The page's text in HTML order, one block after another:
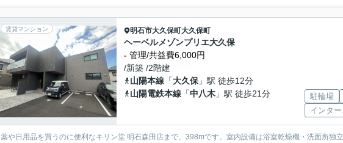
賃貸マンション 明石市大久保町大久保町
ヘーベルメゾンプリエ大久保
- 管理/共益費6,000円
/新築 /2階建
山陽本線 「大久保 」駅 徒歩12分
山陽電鉄本線 「中八木 」駅 徒歩21分 駐輪場
インタ
薬や日用品を買うのに便利なキリン堂 明石森田店まで、398mです。室内設備は浴室乾燥機・洗面所独